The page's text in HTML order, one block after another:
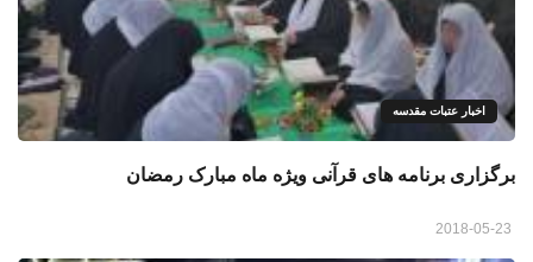
اخبار عتبات مقدسه
برگزاری برنامه های قرآنی ویژه ماه مبارک رمضان